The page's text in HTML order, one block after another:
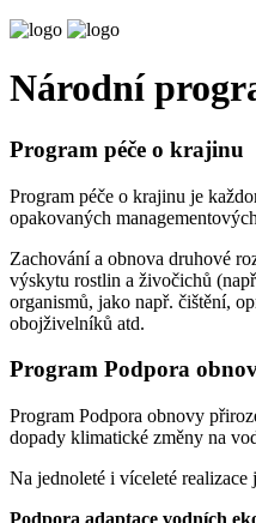
Národní
Program péče o krajinu
Program péče o krajinu je
opakovaných
Zachování a obnova druhové
výskytu rostlin a živočichů
organismů, jako např. čištění,
obojživelníků atd.
Program Podpora
Program Podpora obnovy
dopady klimatické změny na
Na jednoleté i víceleté
Podpora adaptace vodních